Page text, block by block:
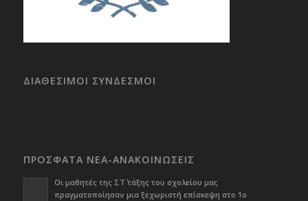
ΔΙΑΘΕΣΙΜΟΙ ΣΥΝΔΕΣΜΟΙ
ΠΡΟΣΦΑΤΑ ΝΕΑ-ΑΝΑΚΟΙΝΩΣΕΙΣ
Οι μαθητές της ΣΤ΄ τάξης του σχολείου μας
πραγματοποίησαν μια ξεχωριστή επίσκεψη στο 1ο